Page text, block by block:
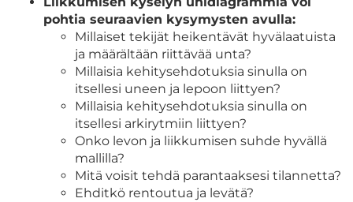
pohtia seuraavien kysymysten avulla:
Millaiset tekijät heikentävät hyvälaatuista
ja määrältään riittävää unta?
Millaisia kehitysehdotuksia sinulla on
itsellesi uneen ja lepoon liittyen?
Millaisia kehitysehdotuksia sinulla on
itsellesi arkirytmiin liittyen?
Onko levon ja liikkumisen suhde hyvällä
mallilla?
Mitä voisit tehdä parantaaksesi tilannetta?
Ehditkö rentoutua ja levätä?